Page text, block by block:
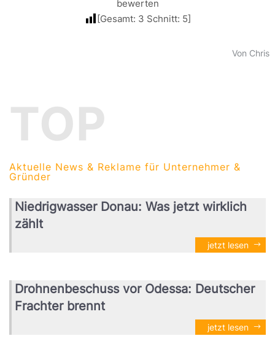
bewerten
[Gesamt: 3 Schnitt: 5]
Von Chris
TOP
Aktuelle News & Reklame für Unternehmer &
Gründer
Niedrigwasser Donau: Was jetzt wirklich
zählt
jetzt lesen
Drohnenbeschuss vor Odessa: Deutscher
Frachter brennt
jetzt lesen